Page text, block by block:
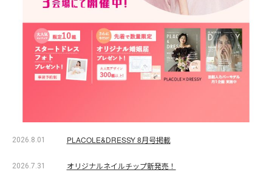
2026.8.01 PLACOLE&DRESSY 8月号掲載
2026.7.31 オリジナルネイルチップ新発売！